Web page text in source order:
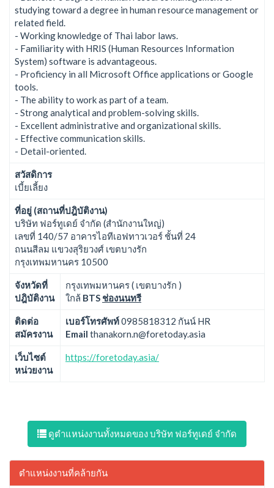
studying toward a degree in human resource management or
related field.
- Working knowledge of Thai labor laws.
- Familiarity with HRIS (Human Resources Information
System) software is advantageous.
- Proficiency in all Microsoft Office applications or Google
tools.
- The ability to work as part of a team.
- Strong analytical and problem-solving skills.
- Excellent administrative and organizational skills.
- Effective communication skills.
- Detail-oriented.
สวัสดิการ
เบี้ยเลี้ยง
ที่อยู่ (สถานที่ปฎิบัติงาน)
บริษัท ฟอร์ทูเดย์ จำกัด (สำนักงานใหญ่)
เลขที่ 140/57 อาคารไอทีเอฟทาวเวอร์ ชั้นที่ 24
ถนนสีลม แขวงสุริยวงศ์ เขตบางรัก
กรุงเทพมหานคร 10500
จังหวัดที่
ปฎิบัติงาน
กรุงเทพมหานคร ( เขตบางรัก )
ใกล้ BTS ช่องนนทรี
ติดต่อ
สมัครงาน
เบอร์โทรศัพท์0985818312 กันน์ HR
Email thanakorn.n@foretoday.asia
เว็บไซต์
หน่วยงาน
https://foretoday.asia/
ดูตำแหน่งงานทั้งหมดของ บริษัท ฟอร์ทูเดย์ จำกัด
ตำแหน่งงานที่คล้ายกัน